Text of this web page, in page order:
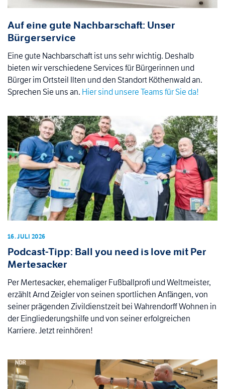
Auf eine gute Nachbarschaft: Unser
Bürgerservice
Eine gute Nachbarschaft ist uns sehr wichtig. Deshalb
bieten wir verschiedene Services für Bürgerinnen und
Bürger im Ortsteil Ilten und den Standort Köthenwald an.
Sprechen Sie uns an. Hier sind unsere Teams für Sie da!
Podcast-Tipp: Ball you need is love mit Per
Mertesacker
16. JULI 2026
Per Mertesacker, ehemaliger Fußballprofi und Weltmeister,
erzählt Arnd Zeigler von seinen sportlichen Anfängen, von
seiner prägenden Zivildienstzeit bei Wahrendorff Wohnen in
der Eingliederungshilfe und von seiner erfolgreichen
Karriere. Jetzt reinhören!